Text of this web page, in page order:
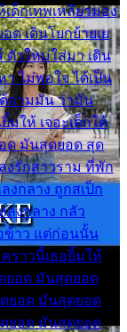
ด็กเทพเหลียวมอง
ด เดินโยกย้ายเย
ตัวใหม่ใส่มา เดิน
ไม่พอใจ ได้เป็น
ถามมัน ว่ามัน
ให้ เจอะเด็กใต้
ด มันสุดยอด สุด
งรักสาวราม ที่พัก
งกลาง ถูกสเป็ก
ลงกลาง กลัว
ข้าว แต่ก่อนนั้น
คราวนี้เธอยิ้มให้
ยอด มันสุดยอด
ยอด มันสุดยอด
ยอด มันสุดยอด